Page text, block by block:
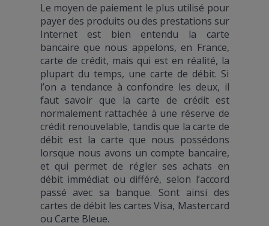
Le moyen de paiement le plus utilisé pour
payer des produits ou des prestations sur
Internet est bien entendu la carte
bancaire que nous appelons, en France,
carte de crédit, mais qui est en réalité, la
plupart du temps, une carte de débit. Si
l’on a tendance à confondre les deux, il
faut savoir que la carte de crédit est
normalement rattachée à une réserve de
crédit renouvelable, tandis que la carte de
débit est la carte que nous possédons
lorsque nous avons un compte bancaire,
et qui permet de régler ses achats en
débit immédiat ou différé, selon l’accord
passé avec sa banque. Sont ainsi des
cartes de débit les cartes Visa, Mastercard
ou Carte Bleue.